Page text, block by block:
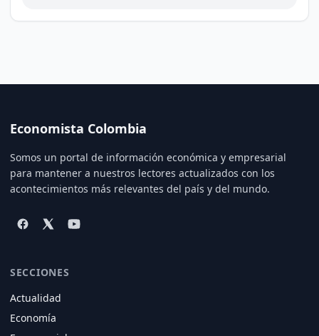
Economista Colombia
Somos un portal de información económica y empresarial
para mantener a nuestros lectores actualizados con los
acontecimientos más relevantes del país y del mundo.
SECCIONES
Actualidad
Economía